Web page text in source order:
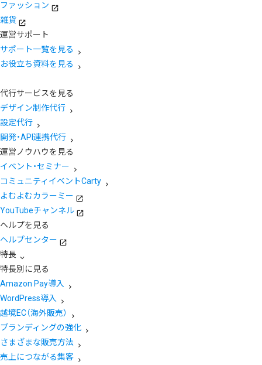
ファッション
雑貨
運営サポート
サポート一覧を見る
お役立ち資料を見る
代行サービスを見る
デザイン制作代行
設定代行
開発・API連携代行
運営ノウハウを見る
イベント・セミナー
コミュニティイベントCarty
よむよむカラーミー
YouTubeチャンネル
ヘルプを見る
ヘルプセンター
特長
特長別に見る
Amazon Pay導入
WordPress導入
越境EC（海外販売）
ブランディングの強化
さまざまな販売方法
売上につながる集客